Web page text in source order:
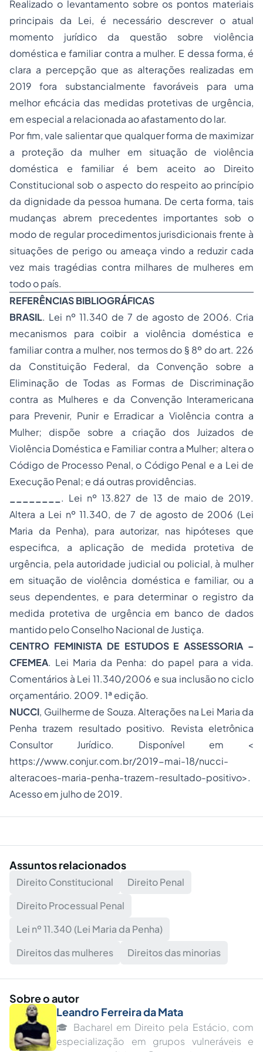
Realizado o levantamento sobre os pontos materiais
principais da Lei, é necessário descrever o atual
momento jurídico da questão sobre violência
doméstica e familiar contra a mulher. E dessa forma, é
clara a percepção que as alterações realizadas em
2019 fora substancialmente favoráveis para uma
melhor eficácia das medidas protetivas de urgência,
em especial a relacionada ao afastamento do lar.
Por fim, vale salientar que qualquer forma de maximizar
a proteção da mulher em situação de violência
doméstica e familiar é bem aceito ao Direito
Constitucional sob o aspecto do respeito ao princípio
da dignidade da pessoa humana. De certa forma, tais
mudanças abrem precedentes importantes sob o
modo de regular procedimentos jurisdicionais frente à
situações de perigo ou ameaça vindo a reduzir cada
vez mais tragédias contra milhares de mulheres em
todo o país.
REFERÊNCIAS BIBLIOGRÁFICAS
BRASIL. Lei nº 11.340 de 7 de agosto de 2006. Cria
mecanismos para coibir a violência doméstica e
familiar contra a mulher, nos termos do § 8º do art. 226
da Constituição Federal, da Convenção sobre a
Eliminação de Todas as Formas de Discriminação
contra as Mulheres e da Convenção Interamericana
para Prevenir, Punir e Erradicar a Violência contra a
Mulher; dispõe sobre a criação dos Juizados de
Violência Doméstica e Familiar contra a Mulher; altera o
Código de Processo Penal, o Código Penal e a Lei de
Execução Penal; e dá outras providências.
. Lei nº 13.827 de 13 de maio de 2019.
Altera a Lei nº 11.340, de 7 de agosto de 2006 (Lei
Maria da Penha), para autorizar, nas hipóteses que
especifica, a aplicação de medida protetiva de
urgência, pela autoridade judicial ou policial, à mulher
em situação de violência doméstica e familiar, ou a
seus dependentes, e para determinar o registro da
medida protetiva de urgência em banco de dados
mantido pelo Conselho Nacional de Justiça.
CENTRO FEMINISTA DE ESTUDOS E ASSESSORIA –
CFEMEA. Lei Maria da Penha: do papel para a vida.
Comentários à Lei 11.340/2006 e sua inclusão no ciclo
orçamentário. 2009. 1ª edição.
NUCCI, Guilherme de Souza. Alterações na Lei Maria da
Penha trazem resultado positivo. Revista eletrônica
Consultor Jurídico. Disponível em <
https://www.conjur.com.br/2019-mai-18/nucci-
alteracoes-maria-penha-trazem-resultado-positivo>.
Acesso em julho de 2019.
Assuntos relacionados
Direito Constitucional
Direito Penal
Direito Processual Penal
Lei nº 11.340 (Lei Maria da Penha)
Direitos das mulheres
Direitos das minorias
Sobre o autor
Leandro Ferreira da Mata
🎓 Bacharel em Direito pela Estácio, com
especialização em grupos vulneráveis e